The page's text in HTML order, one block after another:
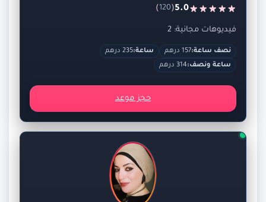
5.0
(
120
)
فيديوهات مجانية: 2
نصف ساعة:157 درهم ساعة:235 درهم
ساعة ونصف:314 درهم
حجز موعد